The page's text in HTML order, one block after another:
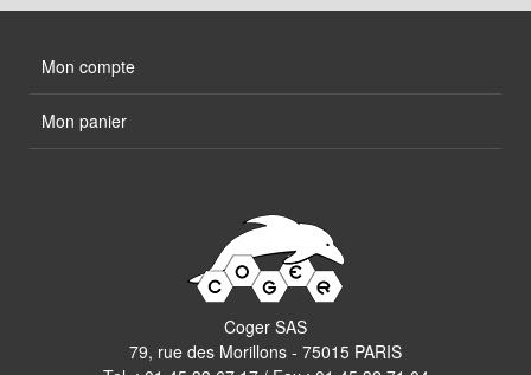
Mon compte
Mon panier
Coger SAS
79, rue des Morillons - 75015 PARIS